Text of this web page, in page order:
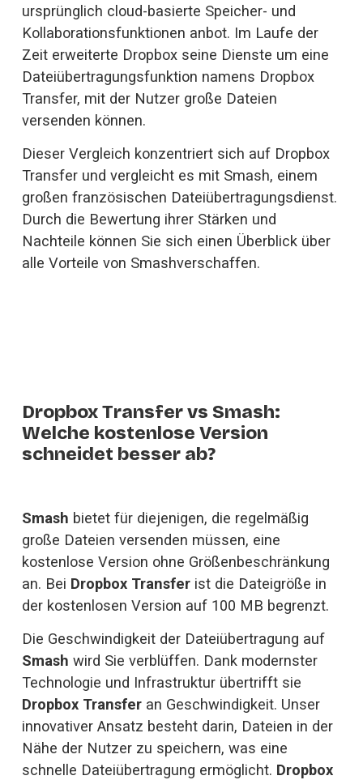
ursprünglich cloud-basierte Speicher- und
Kollaborationsfunktionen anbot. Im Laufe der
Zeit erweiterte Dropbox seine Dienste um eine
Dateiübertragungsfunktion namens Dropbox
Transfer, mit der Nutzer große Dateien
versenden können.
Dieser Vergleich konzentriert sich auf Dropbox
Transfer und vergleicht es mit Smash, einem
großen französischen Dateiübertragungsdienst.
Durch die Bewertung ihrer Stärken und
Nachteile können Sie sich einen Überblick über
alle Vorteile von Smashverschaffen.
Dropbox Transfer vs Smash:
Welche kostenlose Version
schneidet besser ab?
Smash bietet für diejenigen, die regelmäßig
große Dateien versenden müssen, eine
kostenlose Version ohne Größenbeschränkung
an. Bei Dropbox Transfer ist die Dateigröße in
der kostenlosen Version auf 100 MB begrenzt.
Die Geschwindigkeit der Dateiübertragung auf
Smash wird Sie verblüffen. Dank modernster
Dropbox Transfer an Geschwindigkeit. Unser
innovativer Ansatz besteht darin, Dateien in der
Nähe der Nutzer zu speichern, was eine
schnelle Dateiübertragung ermöglicht. Dropbox